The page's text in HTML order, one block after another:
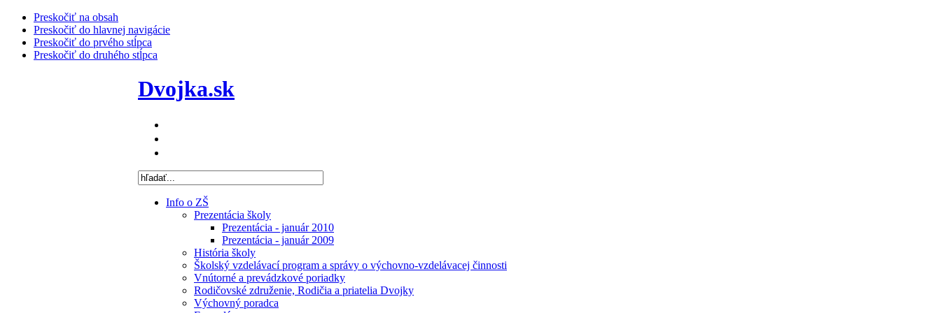
Preskočiť na obsah
Preskočiť do hlavnej navigácie
Preskočiť do prvého stĺpca
Preskočiť do druhého stĺpca
Dvojka.sk
Info o ZŠ
Prezentácia školy
Prezentácia - január 2010
Prezentácia - január 2009
História školy
Školský vzdelávací program a správy o výchovno-vzdelávacej činnosti
Vnútorné a prevádzkové poriadky
Rodičovské združenie, Rodičia a priatelia Dvojky
Výchovný poradca